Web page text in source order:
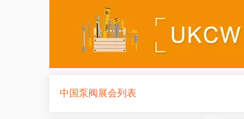
中国泵阀展会列表